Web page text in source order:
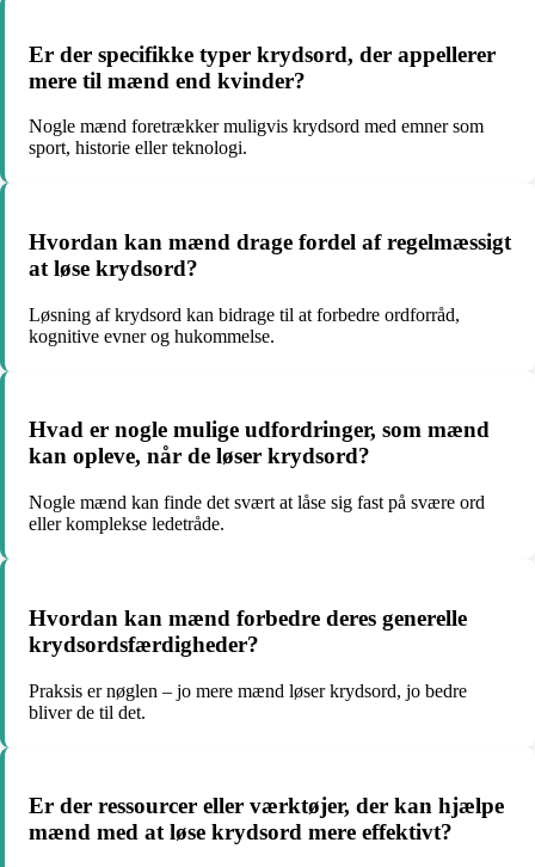
Er der specifikke typer krydsord, der appellerer
mere til mænd end kvinder?
Nogle mænd foretrækker muligvis krydsord med emner som
sport, historie eller teknologi.
Hvordan kan mænd drage fordel af regelmæssigt
at løse krydsord?
Løsning af krydsord kan bidrage til at forbedre ordforråd,
kognitive evner og hukommelse.
Hvad er nogle mulige udfordringer, som mænd
kan opleve, når de løser krydsord?
Nogle mænd kan finde det svært at låse sig fast på svære ord
eller komplekse ledetråde.
Hvordan kan mænd forbedre deres generelle
krydsordsfærdigheder?
Praksis er nøglen – jo mere mænd løser krydsord, jo bedre
bliver de til det.
Er der ressourcer eller værktøjer, der kan hjælpe
mænd med at løse krydsord mere effektivt?